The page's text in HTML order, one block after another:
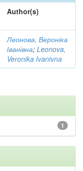
Author(s)
Леонова, Вероніка
Іванівна; Leonova,
Veronika Ivanivna
1